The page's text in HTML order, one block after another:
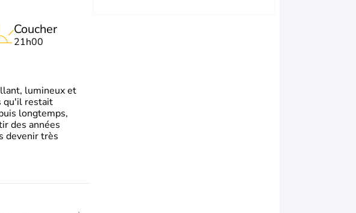
Coucher
21h00
lumineux et
qu'il restait
longtemps,
des années
devenir très